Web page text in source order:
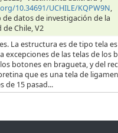
10.34691/UCHILE/KQPW9N,
de datos de investigación de la
de Chile, V2
La estructura es de tipo tela
excepciones de las telas de los
botones en bragueta, y del
que es una tela de
de 15 pasad...